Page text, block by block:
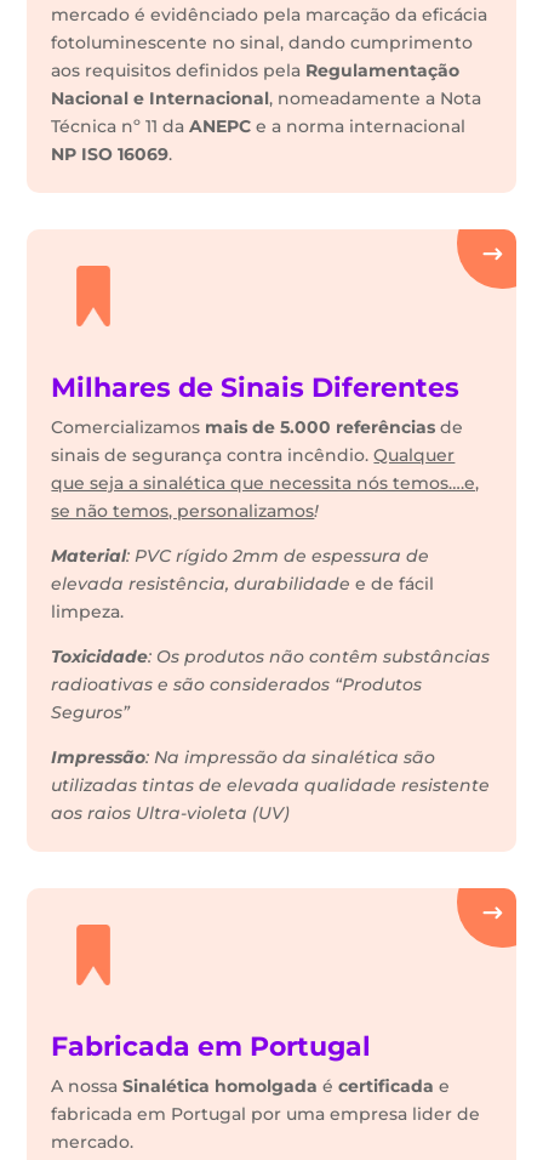
mercado é evidênciado pela marcação da eficácia
fotoluminescente no sinal, dando cumprimento
aos requisitos definidos pela Regulamentação
Nacional e Internacional, nomeadamente a Nota
Técnica nº 11 daANEPC e a norma internacional
NP ISO 16069.
Milhares de Sinais Diferentes
Comercializamos mais de 5.000 referências de
sinais de segurança contra incêndio.Qualquer
que seja a sinalética que necessita nós temos….e,
se não temos, personalizamos!
Material: PVC rígido 2mm de espessura de
elevada resistência, durabilidadee de fácil
limpeza.
Toxicidade: Os produtos não contêm substâncias
radioativas e são considerados “Produtos
Seguros”
Impressão: Na impressão da sinalética são
utilizadas tintas de elevada qualidade resistente
aos raios Ultra-violeta (UV)
Fabricada em Portugal
A nossaSinalética homolgada écertificada e
fabricada em Portugal por uma empresa lider de
mercado.